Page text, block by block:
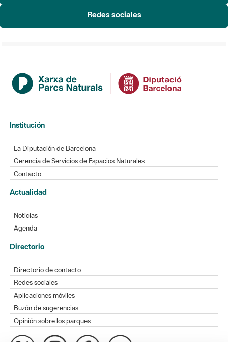
Redes sociales
Institución
La Diputación de Barcelona
Gerencia de Servicios de Espacios Naturales
Contacto
Actualidad
Noticias
Agenda
Directorio
Directorio de contacto
Redes sociales
Aplicaciones móviles
Buzón de sugerencias
Opinión sobre los parques